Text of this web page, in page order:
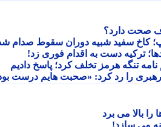
دارد؟
کاخ سفید شبیه دوران سقوط صدام شد!
ترکیه دست به اقدام فوری زد!
تنگه هرمز تخلف کرد؛ پاسخ دادیم
را رد کرد: «صحبت هایم درست بود»
می برد